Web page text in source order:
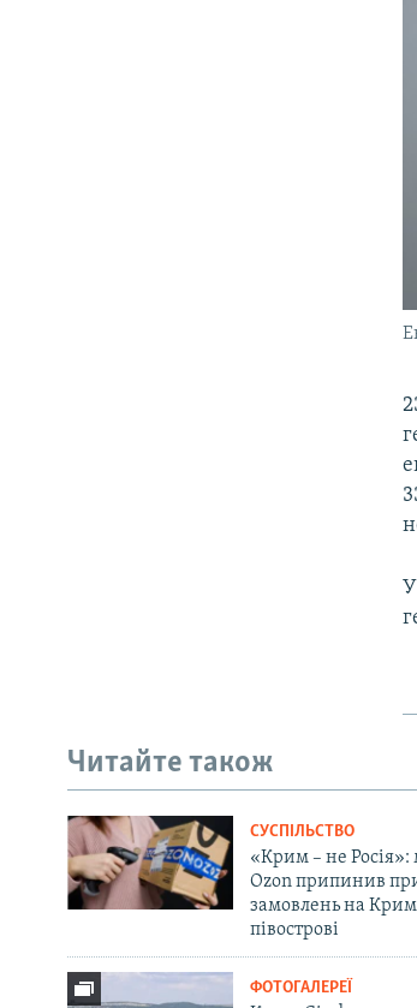
Читайте також
СУСПІЛЬСТВО
«Крим – не Росія»:
Ozon припинив
замовлень на
півострові
ФОТОГАЛЕРЕЇ